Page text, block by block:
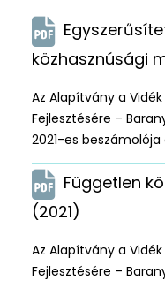
közhasznúsági
Az Alapítvány a
Fejlesztésére –
2021-es
Független
(2021)
Az Alapítvány a
Fejlesztésére –